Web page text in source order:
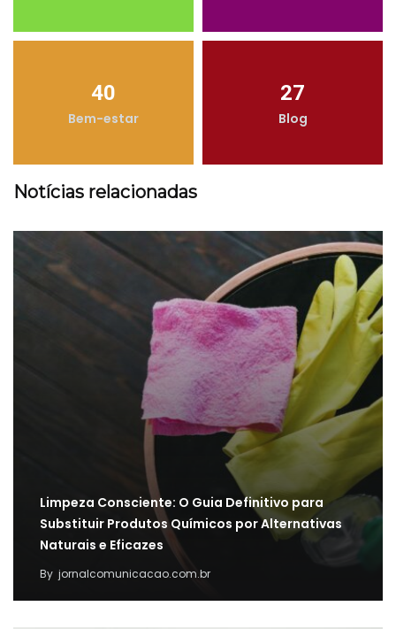
40
Bem-estar
27
Blog
Notícias relacionadas
Limpeza Consciente: O Guia Definitivo para
Substituir Produtos Químicos por Alternativas
Naturais e Eficazes
By jornalcomunicacao.com.br